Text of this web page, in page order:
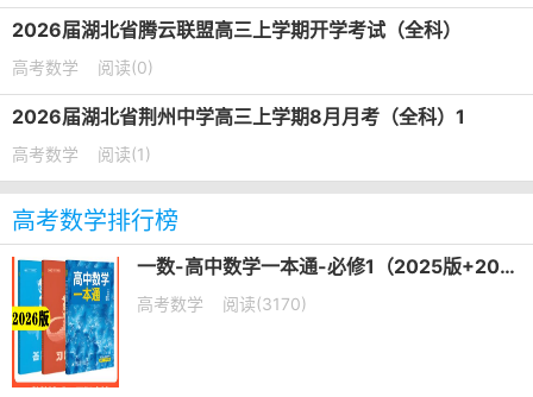
2026届湖北省腾云联盟高三上学期开学考试（全科）
高考数学 阅读(0)
2026届湖北省荆州中学高三上学期8月月考（全科）1
高考数学 阅读(1)
高考数学排行榜
一数-高中数学一本通-必修1（2025版+2026版）PDF下载
高考数学 阅读(3170)